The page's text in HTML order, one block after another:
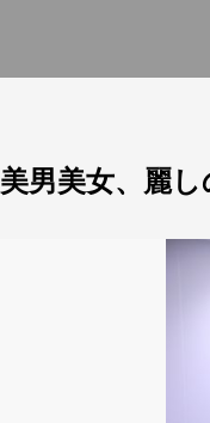
美男美女、麗